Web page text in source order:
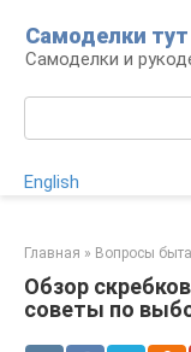
контенту
Самоделки тут
Самоделки и
English
Главная » Вопросы быта
Обзор
советы по